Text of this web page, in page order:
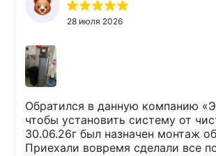
28 июля 2026
Обратился в данную компанию
чтобы установить систему от
30.06.26г был назначен монтаж
Приехали вовремя сделали все